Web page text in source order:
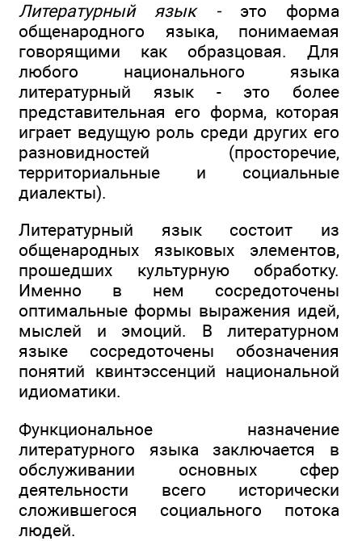
Литературный язык -это форма
общенародного языка, понимаемая
говорящими как образцовая. Для
любого национального языка
литературный язык - это более
представительная его форма, которая
играет ведущую роль среди других его
разновидностей (просторечие,
территориальные и социальные
диалекты).
Литературный язык состоит из
общенародных языковых элементов,
прошедших культурную обработку.
Именно в нем сосредоточены
оптимальные формы выражения идей,
мыслей и эмоций. В литературном
языке сосредоточены обозначения
понятий квинтэссенций национальной
идиоматики.
Функциональное назначение
литературного языка заключается в
обслуживании основных сфер
деятельности всего исторически
сложившегося социального потока
людей.